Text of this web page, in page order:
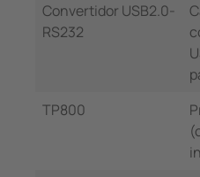
Convertidor USB2.0-
RS232
TP800